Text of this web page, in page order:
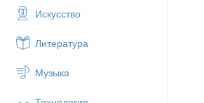
Искусство
Литература
Музыка